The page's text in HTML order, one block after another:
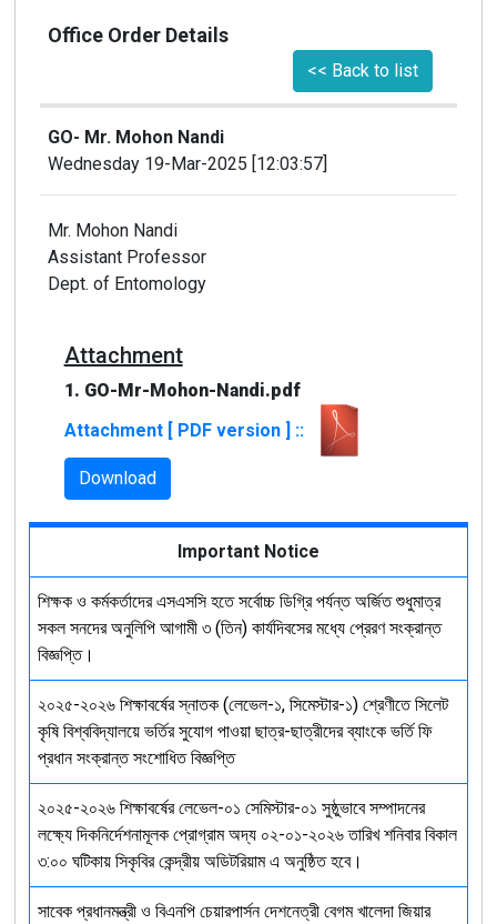
Office Order Details
<< Back to list
GO- Mr. Mohon Nandi
Wednesday 19-Mar-2025 [12:03:57]
Mr. Mohon Nandi
Assistant Professor
Dept. of Entomology
Attachment
1. GO-Mr-Mohon-Nandi.pdf
Attachment [ PDF version ] ::
Download
Important Notice
শিক্ষক ও কর্মকর্তাদের এসএসসি হতে সর্বোচ্চ ডিগ্রি পর্যন্ত অর্জিত শুধুমাত্র
সকল সনদের অনুলিপি আগামী ৩ (তিন) কার্যদিবসের মধ্যে প্রেরণ সংক্রান্ত
বিজ্ঞপ্তি।
২০২৫-২০২৬ শিক্ষাবর্ষের স্নাতক (লেভেল-১, সিমেস্টার-১) শ্রেণীতে সিলেট
কৃষি বিশ্ববিদ্যালয়ে ভর্তির সুযোগ পাওয়া ছাত্র-ছাত্রীদের ব্যাংকে ভর্তি ফি
প্রধান সংক্রান্ত সংশোধিত বিজ্ঞপ্তি
২০২৫-২০২৬ শিক্ষাবর্ষের লেভেল-০১ সেমিস্টার-০১ সুষ্ঠুভাবে সম্পাদনের
লক্ষ্যে দিকনির্দেশনামূলক প্রোগ্রাম অদ্য ০২-০১-২০২৬ তারিখ শনিবার বিকাল
৩:০০ ঘটিকায় সিকৃবির কেন্দ্রীয় অডিটরিয়াম এ অনুষ্ঠিত হবে।
সাবেক প্রধানমন্ত্রী ও বিএনপি চেয়ারপার্সন দেশনেত্রী বেগম খালেদা জিয়ার